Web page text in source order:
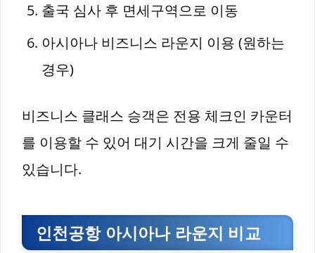
출국 심사 후 면세구역으로 이동
아시아나 비즈니스 라운지 이용 (원하는
경우)
비즈니스 클래스 승객은 전용 체크인 카운터
를 이용할 수 있어 대기 시간을 크게 줄일 수
있습니다.
인천공항 아시아나 라운지 비교